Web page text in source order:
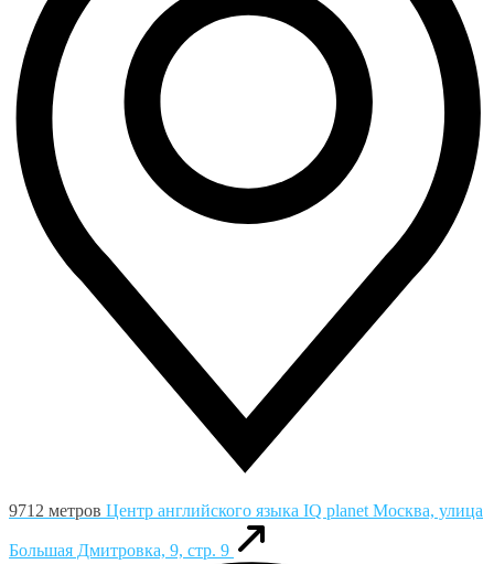
9712 метров Центр английского языка IQ planetМосква, улица
Большая Дмитровка, 9, стр. 9